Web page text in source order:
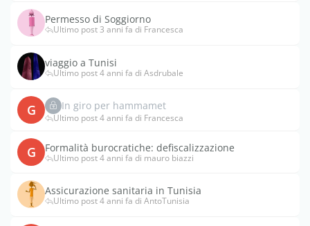
Permesso di Soggiorno
Ultimo post 3 anni fa di Francesca
viaggio a Tunisi
Ultimo post 4 anni fa di Asdrubale
G In giro per hammamet
Ultimo post 4 anni fa di Francesca
G Formalità burocratiche: defiscalizzazione
Ultimo post 4 anni fa di mauro biazzi
Assicurazione sanitaria in Tunisia
Ultimo post 4 anni fa di AntoTunisia